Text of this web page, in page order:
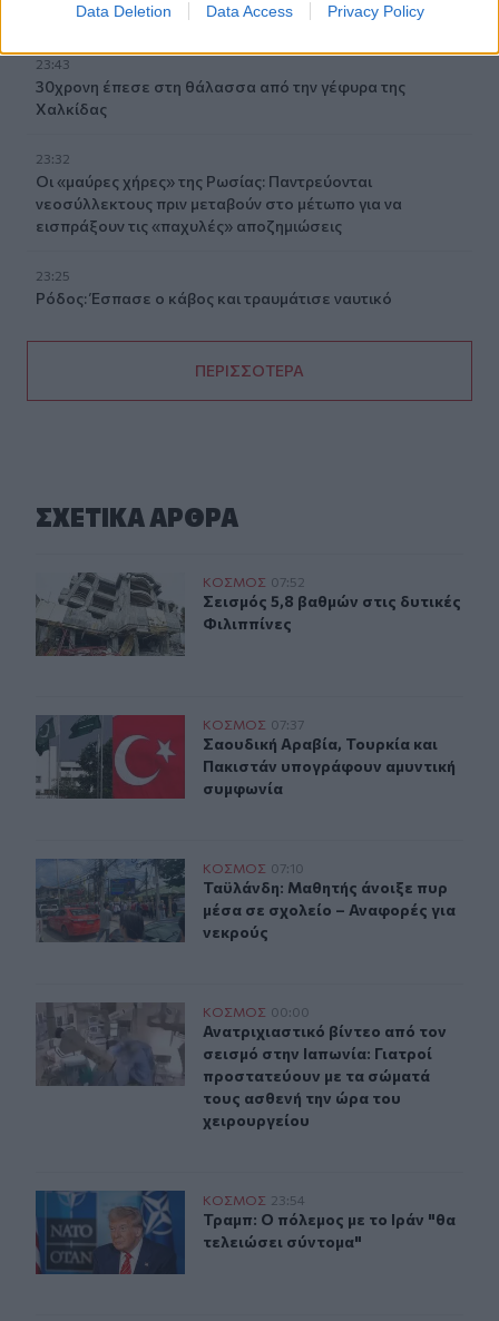
Data Deletion Data Access Privacy Policy
Τραμπ: Ο πόλεμος με το Ιράν "θα τελειώσει σύντομα"
23:43
30χρονη έπεσε στη θάλασσα από την γέφυρα της
Χαλκίδας
23:32
Οι «μαύρες χήρες» της Ρωσίας: Παντρεύονται
νεοσύλλεκτους πριν μεταβούν στο μέτωπο για να
εισπράξουν τις «παχυλές» αποζημιώσεις
23:25
Ρόδος: Έσπασε ο κάβος και τραυμάτισε ναυτικό
ΠΕΡΙΣΣΟΤΕΡΑ
ΣΧΕΤΙΚA AΡΘΡΑ
Σεισμός 5,8 βαθμών στις δυτικές Φιλιππίνες
ΚΟΣΜΟΣ 07:52
Σεισμός 5,8 βαθμών στις δυτικές
Σεισμός 5,8 βαθμών στις δυτικές
Φιλιππίνες
Σαουδική Αραβία, Τουρκία και Πακιστάν υπογράφουν
ΚΟΣΜΟΣ 07:37
Σαουδική Αραβία, Τουρκία και
Σαουδική Αραβία, Τουρκία και
Πακιστάν υπογράφουν αμυντική
συμφωνία
Ταϋλάνδη: Μαθητής άνοιξε πυρ μέσα σε σχολείο –
ΚΟΣΜΟΣ 07:10
Ταϋλάνδη: Μαθητής άνοιξε πυρ
Ταϋλάνδη: Μαθητής άνοιξε πυρ
μέσα σε σχολείο – Αναφορές για
νεκρούς
Ανατριχιαστικό βίντεο από τον σεισμό στην Ιαπωνία:
ΚΟΣΜΟΣ 00:00
Ανατριχιαστικό βίντεο από τον
Ανατριχιαστικό βίντεο από τον
σεισμό στην Ιαπωνία: Γιατροί
προστατεύουν με τα σώματά
τους ασθενή την ώρα του
χειρουργείου
Τραμπ: Ο πόλεμος με το Ιράν "θα τελειώσει σύντομα"
ΚΟΣΜΟΣ 23:54
Τραμπ: Ο πόλεμος με το Ιράν "θα
Τραμπ: Ο πόλεμος με το Ιράν "θα
τελειώσει σύντομα"